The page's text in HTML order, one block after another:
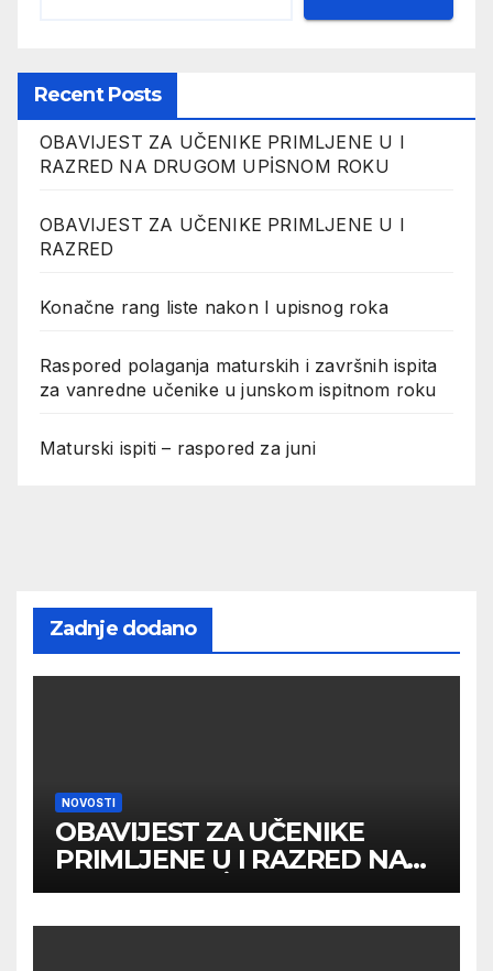
Recent Posts
OBAVIJEST ZA UČENIKE PRIMLJENE U I
RAZRED NA DRUGOM UPİSNOM ROKU
OBAVIJEST ZA UČENIKE PRIMLJENE U I
RAZRED
Konačne rang liste nakon I upisnog roka
Raspored polaganja maturskih i završnih ispita
za vanredne učenike u junskom ispitnom roku
Maturski ispiti – raspored za juni
Zadnje dodano
NOVOSTI
OBAVIJEST ZA UČENIKE
PRIMLJENE U I RAZRED NA
DRUGOM UPİSNOM ROKU